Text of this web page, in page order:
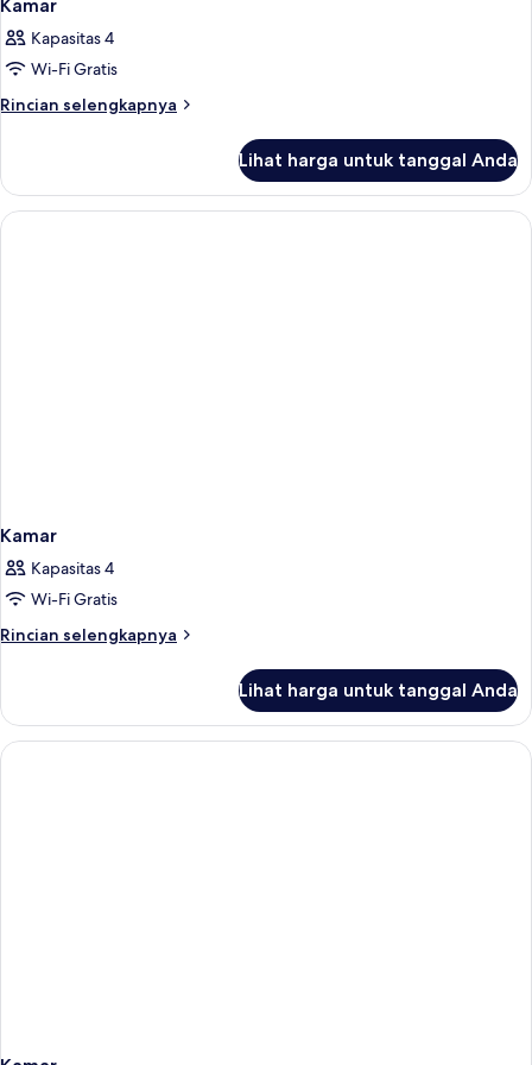
Kamar
Kapasitas 4
Wi-Fi Gratis
Rincian selengkapnya
Rincian
Kamar
Lihat harga untuk tanggal Anda
Kamar
Kapasitas 4
Wi-Fi Gratis
Rincian selengkapnya
Rincian
Kamar
Lihat harga untuk tanggal Anda